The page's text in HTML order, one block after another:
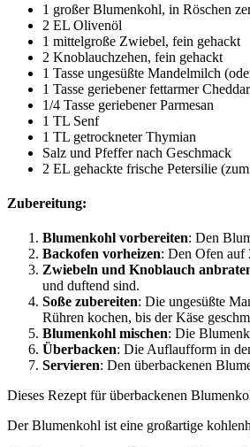
1 großer Blumenkohl, in Röschen
2 EL Olivenöl
1 mittelgroße Zwiebel, fein gehackt
2 Knoblauchzehen, fein gehackt
1 Tasse ungesüßte Mandelmilch
1 Tasse geriebener fettarmer
1/4 Tasse geriebener Parmesan
1 TL Senf
1 TL getrockneter Thymian
Salz und Pfeffer nach Geschmack
2 EL gehackte frische Petersilie
Zubereitung:
Blumenkohl vorbereiten: Den
Backofen vorheizen: Den Ofen auf
Zwiebeln und Knoblauch
und duftend sind.
Soße zubereiten: Die ungesüßte
Rühren kochen, bis der Käse
Blumenkohl mischen: Die
Überbacken: Die Auflaufform in
Servieren: Den überbackenen
Dieses Rezept für überbackenen
Der Blumenkohl ist eine großartige